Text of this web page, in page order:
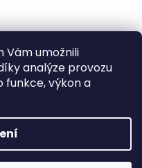
Vám umožnili
analýze provozu
funkce, výkon a
. Všechna práva